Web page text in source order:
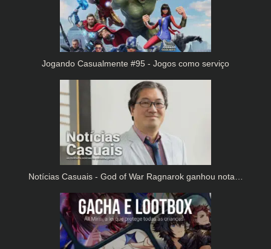
Jogando Casualmente #95 - Jogos como serviço
Notícias Casuais - God of War Ragnarok ganhou nota…